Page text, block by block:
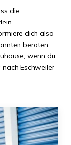
die
dich also
beraten.
wenn du
nach Eschweiler